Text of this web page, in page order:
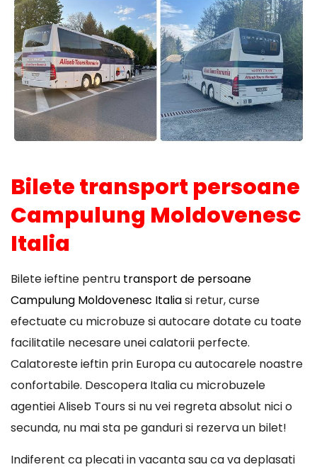
Bilete transport persoane
Campulung Moldovenesc
Italia
Bilete ieftine pentru transport de persoane
Campulung Moldovenesc Italiasi retur, curse
efectuate cu microbuze si autocare dotate cu toate
facilitatile necesare unei calatorii perfecte.
Calatoreste ieftin prin Europa cu autocarele noastre
confortabile. Descopera Italia cu microbuzele
agentiei Aliseb Tours si nu vei regreta absolut nici o
secunda, nu mai sta pe ganduri si rezerva un bilet!
Indiferent ca plecati in vacanta sau ca va deplasati